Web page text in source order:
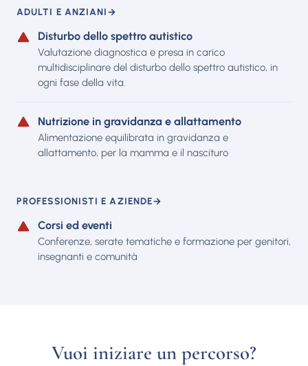
ADULTI E ANZIANI→
Disturbo dello spettro autistico
Valutazione diagnostica e presa in carico
multidisciplinare del disturbo dello spettro autistico, in
ogni fase della vita.
Nutrizione in gravidanza e allattamento
Alimentazione equilibrata in gravidanza e
allattamento, per la mamma e il nascituro
PROFESSIONISTI E AZIENDE→
Corsi ed eventi
Conferenze, serate tematiche e formazione per genitori,
insegnanti e comunità
Vuoi iniziare un percorso?